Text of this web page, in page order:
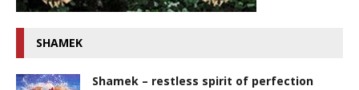
SHAMEK
Shamek – restless spirit of perfection